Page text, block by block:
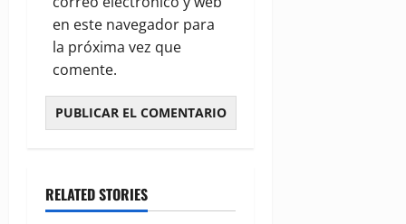
en este navegador para
la próxima vez que
comente.
RELATED STORIES